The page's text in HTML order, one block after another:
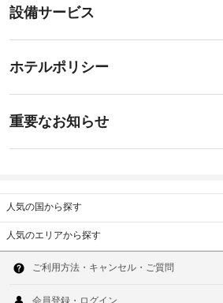
ィ
の
テ
は、
喫
な
を
提
供
て
設備サービス
設
ー
煙
ス
ペ
ー
ホテルポリシー
ェ
ッ
ク
イ
ン
-
深
夜
0
時
設
重要なお知らせ
前
に
べ
き
ホ
テ
ポ
人気の国から探す
韓
国
人気のエリアから探す